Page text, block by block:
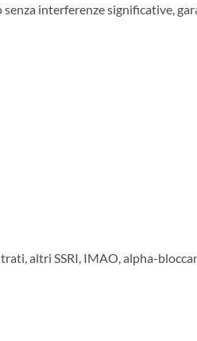
interferenze significative,
altri SSRI, IMAO, alpha-